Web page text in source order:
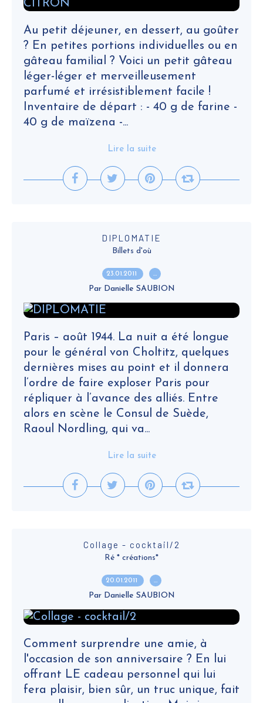
Au petit déjeuner, en dessert, au goûter
? En petites portions individuelles ou en
gâteau familial ? Voici un petit gâteau
léger-léger et merveilleusement
parfumé et irrésistiblement facile !
Inventaire de départ : - 40 g de farine -
40 g de maïzena -...
Lire la suite
DIPLOMATIE
Billets d'où
23.01.2011 …
Par Danielle SAUBION
Paris – août 1944. La nuit a été longue
pour le général von Choltitz, quelques
dernières mises au point et il donnera
l’ordre de faire exploser Paris pour
répliquer à l’avance des alliés. Entre
alors en scène le Consul de Suède,
Raoul Nordling, qui va...
Lire la suite
Collage - cocktail/2
Ré * créations*
20.01.2011 …
Par Danielle SAUBION
Comment surprendre une amie, à
l'occasion de son anniversaire ? En lui
offrant LE cadeau personnel qui lui
fera plaisir, bien sûr, un truc unique, fait